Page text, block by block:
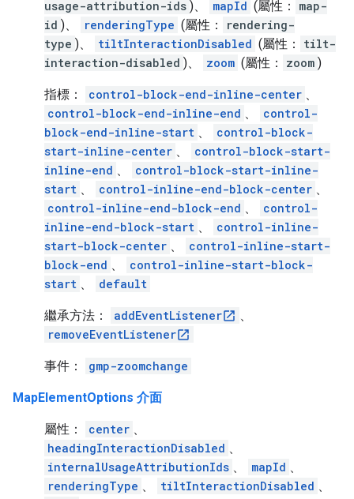
usage-attribution-ids )、 mapId (屬性：
map-
id )、 renderingType (屬性：
rendering-
type )、 tiltInteractionDisabled (屬性：
tilt-
interaction-disabled )、 zoom (屬性： zoom )
指標： control-block-end-inline-center 、
control-block-end-inline-end 、
control-
block-end-inline-start 、
control-block-
start-inline-center 、
control-block-start-
inline-end 、
control-block-start-inline-
start 、 control-inline-end-block-center 、
control-inline-end-block-end 、
control-
inline-end-block-start 、
control-inline-
start-block-center 、
control-inline-start-
block-end 、
control-inline-start-block-
start 、 default
繼承方法： addEventListener
、
removeEventListener
事件： gmp-zoomchange
MapElementOptions 介面
屬性： center 、
headingInteractionDisabled 、
internalUsageAttributionIds 、 mapId 、
renderingType 、 tiltInteractionDisabled 、